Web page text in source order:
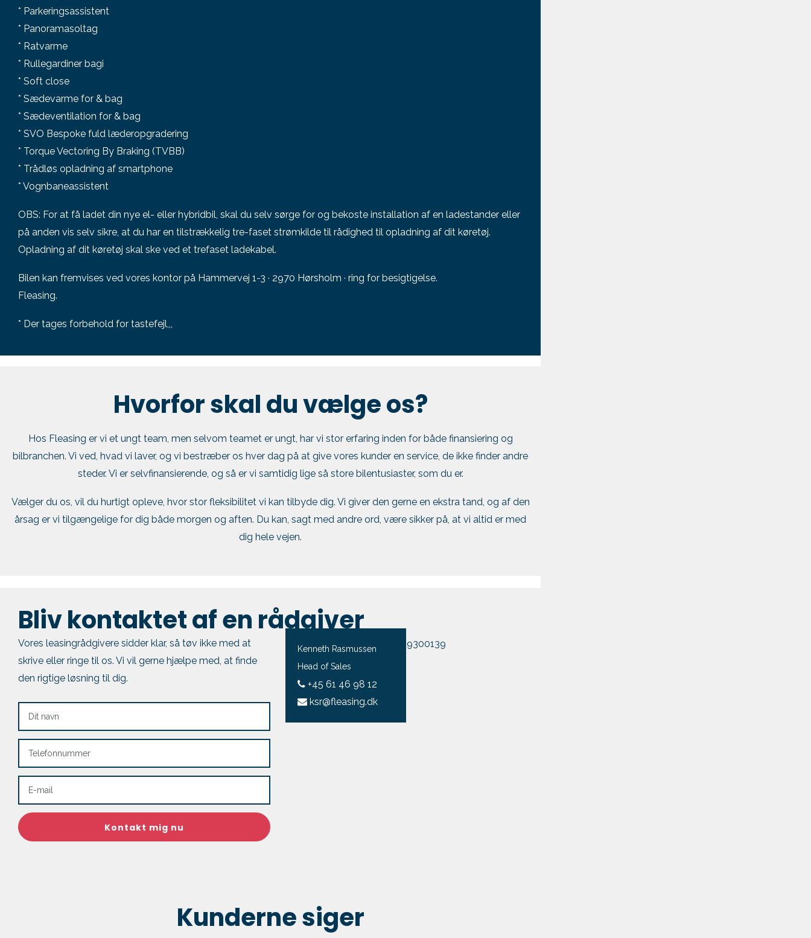
* Parkeringsassistent
* Panoramasoltag
* Ratvarme
* Rullegardiner bagi
* Soft close
* Sædevarme for & bag
* Sædeventilation for & bag
* SVO Bespoke fuld læderopgradering
* Torque Vectoring By Braking (TVBB)
* Trådløs opladning af smartphone
* Vognbaneassistent
OBS: For at få ladet din nye el- eller hybridbil, skal du selv sørge for og bekoste installation af en ladestander eller
på anden vis selv sikre, at du har en tilstrækkelig tre-faset strømkilde til rådighed til opladning af dit køretøj.
Opladning af dit køretøj skal ske ved et trefaset ladekabel.
Bilen kan fremvises ved vores kontor på Hammervej 1-3 · 2970 Hørsholm · ring for besigtigelse.
Fleasing.
* Der tages forbehold for tastefejl,,,
Hvorfor skal du vælge os?
Hos Fleasing er vi et ungt team, men selvom teamet er ungt, har vi stor erfaring inden for både finansiering og
bilbranchen. Vi ved, hvad vi laver, og vi bestræber os hver dag på at give vores kunder en service, de ikke finder andre
steder. Vi er selvfinansierende, og så er vi samtidig lige så store bilentusiaster, som du er.
Vælger du os, vil du hurtigt opleve, hvor stor fleksibilitet vi kan tilbyde dig. Vi giver den gerne en ekstra tand, og af den
årsag er vi tilgængelige for dig både morgen og aften. Du kan, sagt med andre ord, være sikker på, at vi altid er med
dig hele vejen.
Bliv kontaktet af en rådgiver
Vores leasingrådgivere sidder klar, så tøv ikke med at
skrive eller ringe til os. Vi vil gerne hjælpe med, at finde
den rigtige løsning til dig.
Kenneth Rasmussen
Head of Sales
+45 61 46 98 12
ksr@fleasing.dk
Kunderne siger